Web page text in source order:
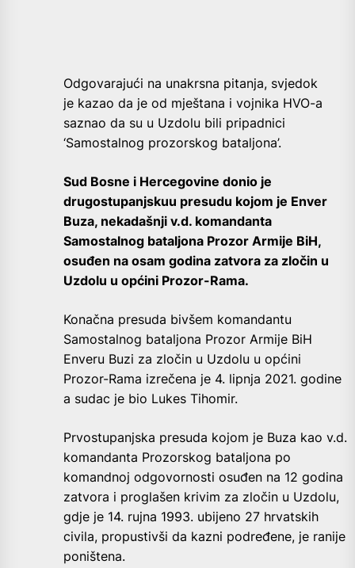
Odgovarajući na unakrsna pitanja, svjedok
je kazao da je od mještana i vojnika HVO-a
saznao da su u Uzdolu bili pripadnici
‘Samostalnog prozorskog bataljona’.
Sud Bosne i Hercegovine donio je
drugostupanjskuu presudu kojom je Enver
Buza, nekadašnji v.d. komandanta
Samostalnog bataljona Prozor Armije BiH,
osuđen na osam godina zatvora za zločin u
Uzdolu u općini Prozor-Rama.
Konačna presuda bivšem komandantu
Samostalnog bataljona Prozor Armije BiH
Enveru Buzi za zločin u Uzdolu u općini
Prozor-Rama izrečena je 4. lipnja 2021. godine
a sudac je bio Lukes Tihomir.
Prvostupanjska presuda kojom je Buza kao v.d.
komandanta Prozorskog bataljona po
komandnoj odgovornosti osuđen na 12 godina
zatvora i proglašen krivim za zločin u Uzdolu,
gdje je 14. rujna 1993. ubijeno 27 hrvatskih
civila, propustivši da kazni podređene, je ranije
poništena.